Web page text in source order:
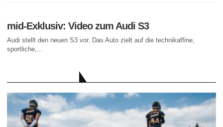
mid-Exklusiv: Video zum Audi S3
Audi stellt den neuen S3 vor. Das Auto zielt auf die technikaffine,
sportliche,...